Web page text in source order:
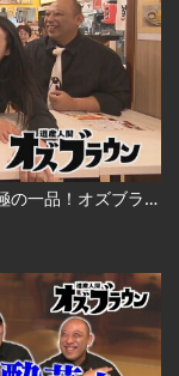
オズブラウン #80 11月9日放送『めざせ究極の一品！オズブラアルティ飯（前編）』